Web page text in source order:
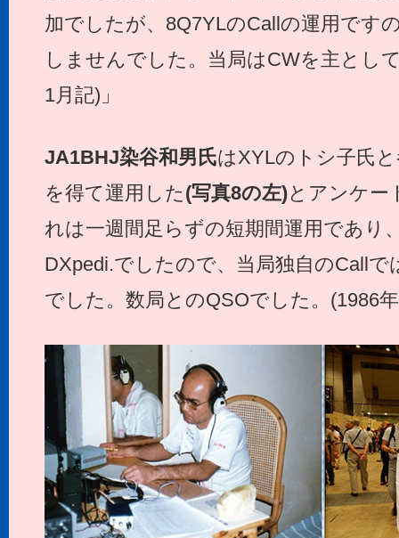
加でしたが、8Q7YLのCallの運用です
しませんでした。当局はCWを主とし
1月記)」
JA1BHJ染谷和男氏はXYLのトシ子氏
を得て運用した (写真8の左)とアンケー
れは一週間足らずの短期間運用であり
DXpedi.でしたので、当局独自のCall
でした。数局とのQSOでした。(1986